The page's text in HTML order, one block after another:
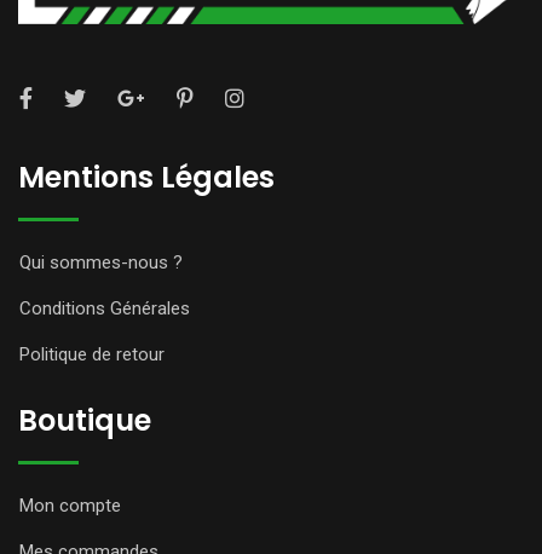
Mentions Légales
Qui sommes-nous ?
Conditions Générales
Politique de retour
Boutique
Mon compte